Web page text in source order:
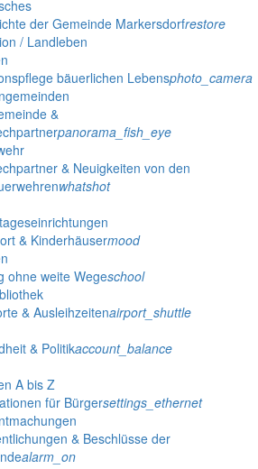
der Gemeinde Markersdorfrestore
/ Landleben
bäuerlichen Lebensphoto_camera
&
panorama_fish_eye
& Neuigkeiten von den
whatshot
& Kinderhäusermood
ohne weite Wegeschool
& Ausleihzeitenairport_shuttle
& Politikaccount_balance
A bis Z
für Bürgersettings_ethernet
& Beschlüsse der
alarm_on